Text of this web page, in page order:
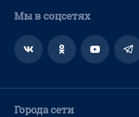
Мы в соцсетях
Города сети